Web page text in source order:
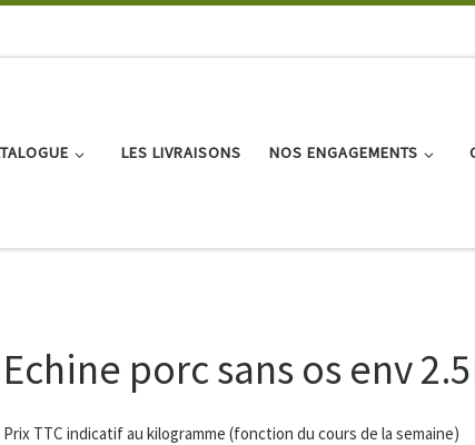
LES LIVRAISONS NOS ENGAGEMENTS
Echine porc sans os env
Prix TTC indicatif au kilogramme (fonction du cours de la semaine)